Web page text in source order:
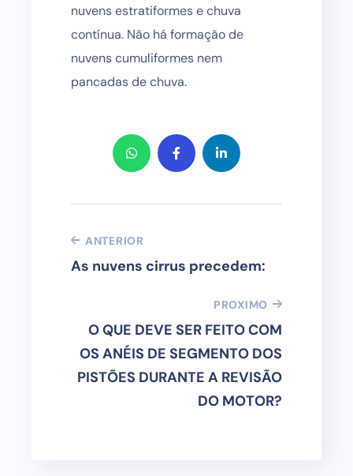
nuvens estratiformes e chuva
contínua. Não há formação de
nuvens cumuliformes nem
pancadas de chuva.
ANTERIOR
As nuvens cirrus precedem:
PROXIMO
O QUE DEVE SER FEITO COM
OS ANÉIS DE SEGMENTO DOS
PISTÕES DURANTE A REVISÃO
DO MOTOR?